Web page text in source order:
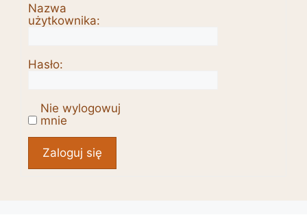
Nazwa
użytkownika:
Hasło:
Nie wylogowuj
mnie
Alternative:
Zaloguj się